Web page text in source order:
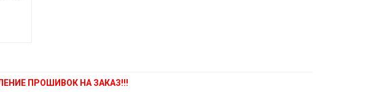
ПРОШИВОК НА ЗАКАЗ!!!